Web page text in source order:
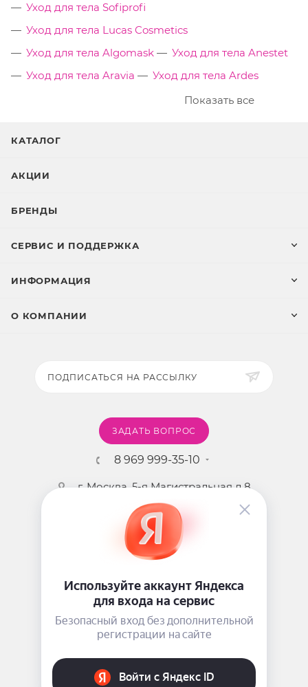
Уход для тела Sofiprofi
Уход для тела Lucas Cosmetics
Уход для тела Algomask
Уход для тела Anestet
Уход для тела Aravia
Уход для тела Ardes
Показать все
КАТАЛОГ
АКЦИИ
БРЕНДЫ
СЕРВИС И ПОДДЕРЖКА
ИНФОРМАЦИЯ
О КОМПАНИИ
ПОДПИСАТЬСЯ НА РАССЫЛКУ
ЗАДАТЬ ВОПРОС
8 969 999-35-10
г. Москва, 5-я Магистральная д.8
2009 - 2026 ©Pink-Girl.ru